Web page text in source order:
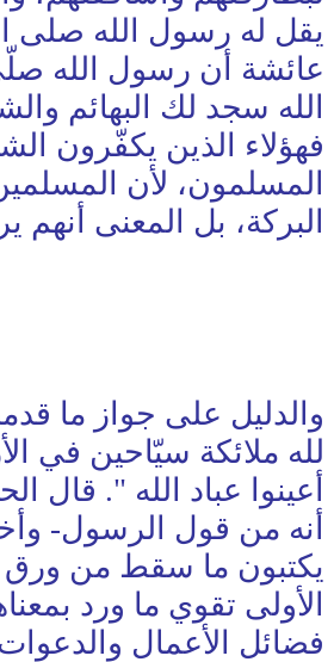
يقل له رسول الله صلى
عائشة أن رسول الله
فهؤلاء الذين يكفّرون
المسلمون، لأن
البركة، بل المعنى أنهم
لله ملائكة سيّاحين في
يكتبون ما سقط من ورق
الأولى تقوي ما ورد
فضائل الأعمال